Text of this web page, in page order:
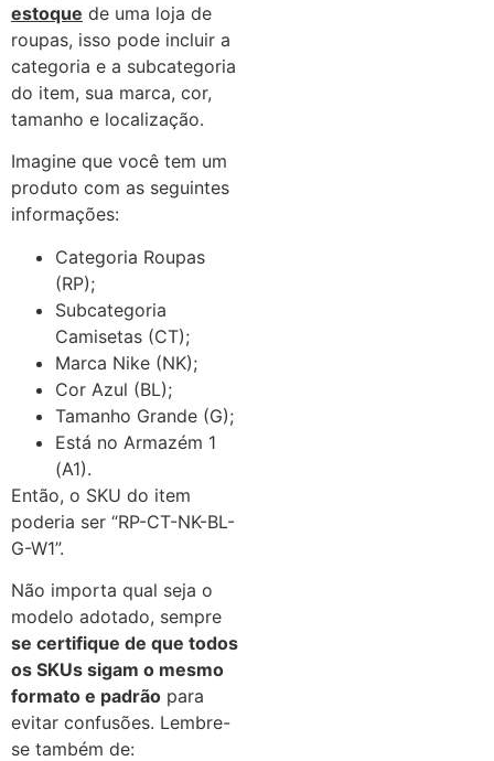
estoque de uma loja de
roupas, isso pode incluir a
categoria e a subcategoria
do item, sua marca, cor,
tamanho e localização.
Imagine que você tem um
produto com as seguintes
informações:
Categoria Roupas
(RP);
Subcategoria
Camisetas (CT);
Marca Nike (NK);
Cor Azul (BL);
Tamanho Grande (G);
Está no Armazém 1
(A1).
Então, o SKU do item
poderia ser “RP-CT-NK-BL-
G-W1”.
Não importa qual seja o
modelo adotado, sempre
se certifique de que todos
os SKUs sigam o mesmo
formato e padrão para
evitar confusões. Lembre-
se também de: